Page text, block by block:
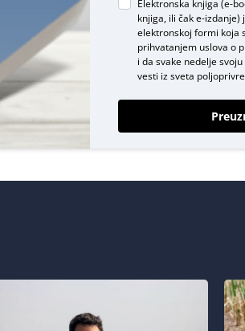
Elektronska knjiga (e-
knjiga, ili čak e-
elektronskoj formi koja
prihvatanjem uslova o
i da svake nedelje
vesti iz sveta